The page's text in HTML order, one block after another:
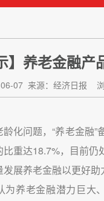
】养老金融
07 来源：经济日报
龄化问题，“养老金融
比重达18.7%，目前
展养老金融以更好助
为养老金融潜力巨大